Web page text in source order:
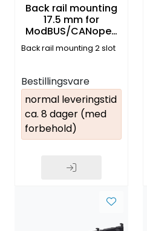
Back rail mounting
17.5 mm for
ModBUS/CANopen
moduler
Back rail mounting 2 slot
Bestillingsvare
normal leveringstid
ca. 8 dager (med
forbehold)